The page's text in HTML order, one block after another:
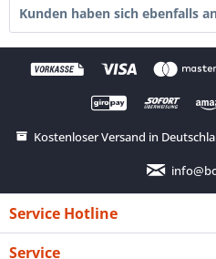
Kunden haben sich ebenfalls
Kostenloser Versand in
Service Hotline
Service